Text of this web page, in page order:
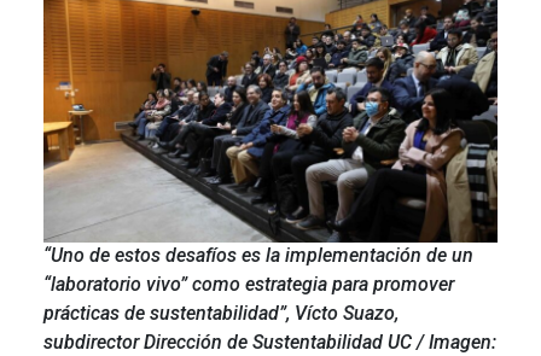
“Uno de estos desafíos es la implementación de un
“laboratorio vivo” como estrategia para promover
prácticas de sustentabilidad”, Vícto Suazo,
subdirector Dirección de Sustentabilidad UC / Imagen: